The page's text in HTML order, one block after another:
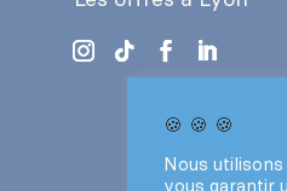
🍪 🍪 🍪
Nous
vous garantir